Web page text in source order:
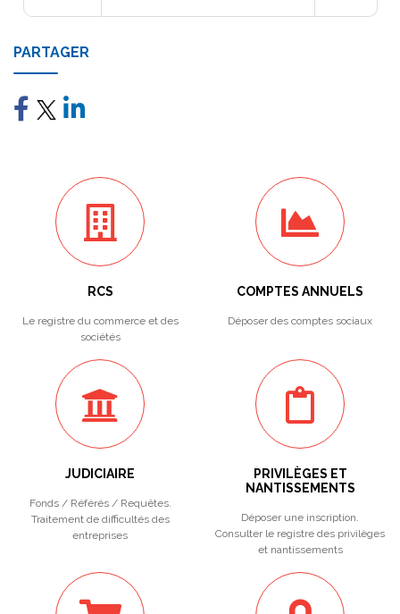
PARTAGER
RCS
Le registre du commerce et des
sociétés
COMPTES ANNUELS
Déposer des comptes sociaux
JUDICIAIRE
Fonds / Référés / Requêtes.
Traitement de difficultés des
entreprises
PRIVILÈGES ET
NANTISSEMENTS
Déposer une inscription.
Consulter le registre des privilèges
et nantissements